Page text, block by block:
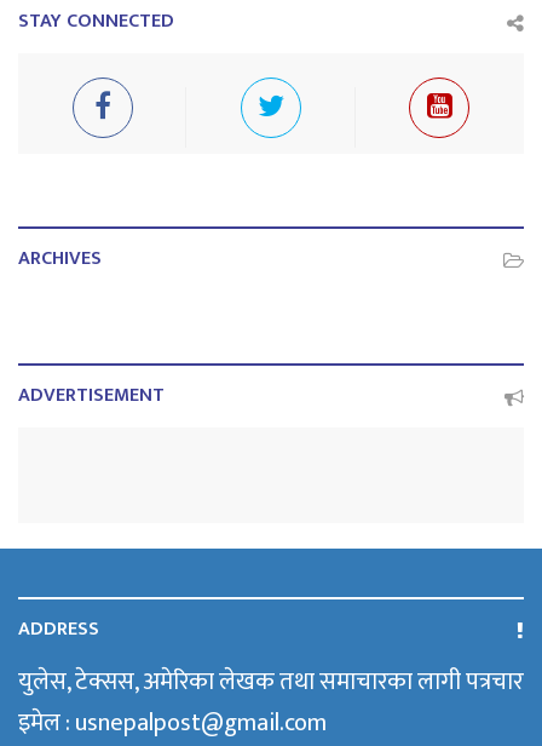
STAY CONNECTED
ARCHIVES
ADVERTISEMENT
ADDRESS
युलेस, टेक्सस, अमेरिका लेखक तथा समाचारका लागी पत्रचार
इमेल : usnepalpost@gmail.com